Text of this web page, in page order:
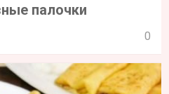
палочки
0